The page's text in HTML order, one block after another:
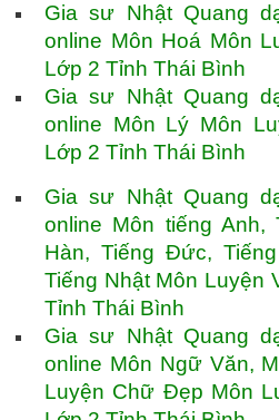
Gia sư Nhật Quang
online Môn Hoá Môn
Lớp 2 Tỉnh Thái Bình
Gia sư Nhật Quang
online Môn Lý Môn
Lớp 2 Tỉnh Thái Bình
Gia sư Nhật Quang
online Môn tiếng Anh,
Hàn, Tiếng Đức,
Tiếng Nhật Môn Luyện
Tỉnh Thái Bình
Gia sư Nhật Quang
online Môn Ngữ Văn,
Luyện Chữ Đẹp Môn